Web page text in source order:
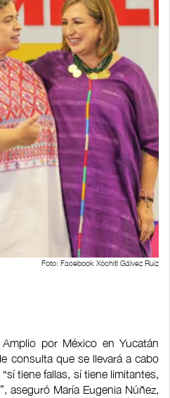
Foto: Facebook Xóchitl Gálvez Ruiz
por México en Yucatán
consulta que se llevará a cabo
tiene fallas, sí tiene limitantes,
aseguró María Eugenia Núñez,